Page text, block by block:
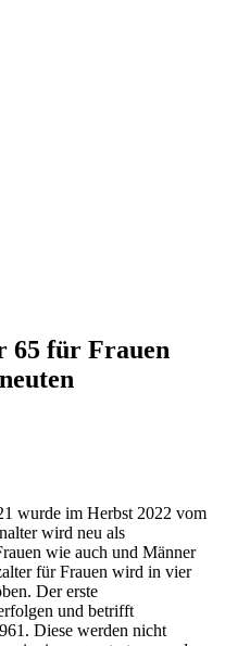
65 für Frauen
wurde im Herbst 2022 vom
wird neu als
wie auch und Männer
für Frauen wird in vier
Der erste
und betrifft
Diese werden nicht